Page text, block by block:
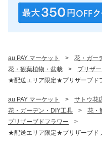
au PAY マーケット > 花・ガー
花・観葉植物・盆栽
> プリザ
★配送エリア限定★プリザーブド
au PAY マーケット > サトウ花
花・ガーデン・DIY工具
> 花・
プリザーブドフラワー
>
★配送エリア限定★プリザーブド